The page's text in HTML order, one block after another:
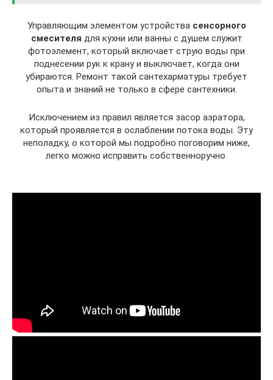
Управляющим элементом устройства сенсорного
смесителя для кухни или ванны с душем служит
фотоэлемент, который включает струю воды при
поднесении рук к крану и выключает, когда они
убираются. Ремонт такой сантехарматуры требует
опыта и знаний не только в сфере сантехники.
Исключением из правил является засор аэратора,
который проявляется в ослаблении потока воды. Эту
неполадку, о которой мы подробно поговорим ниже,
легко можно исправить собственноручно.